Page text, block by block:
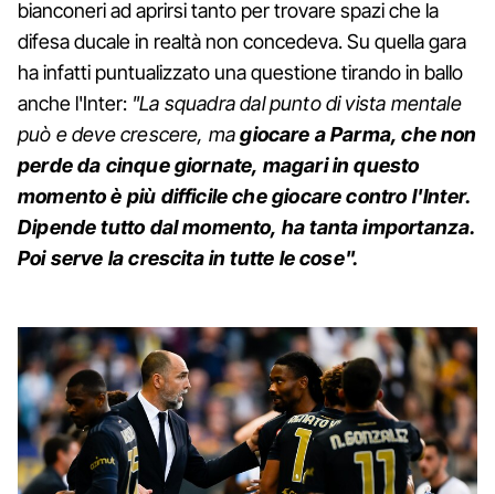
bianconeri ad aprirsi tanto per trovare spazi che la
difesa ducale in realtà non concedeva. Su quella gara
ha infatti puntualizzato una questione tirando in ballo
anche l'Inter: "La squadra dal punto di vista mentale
può e deve crescere, magiocare a Parma, che non
perde da cinque giornate, magari in questo
momento è più difficile che giocare contro l'Inter.
Dipende tutto dal momento, ha tanta importanza.
Poi serve la crescita in tutte le cose".